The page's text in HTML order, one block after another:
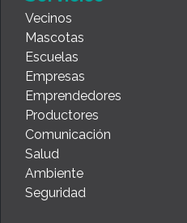
Vecinos
Mascotas
Escuelas
Empresas
Emprendedores
Productores
Comunicación
Salud
Ambiente
Seguridad